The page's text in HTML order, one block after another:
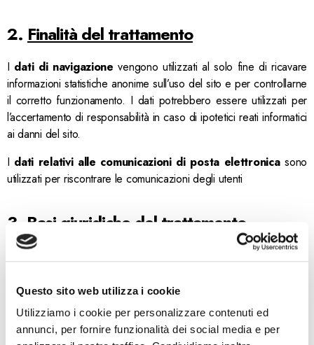
Questo sito web utilizza i cookie
Utilizziamo i cookie per personalizzare contenuti ed
annunci, per fornire funzionalità dei social media e per
2. Finalità del trattamento
I dati di navigazione vengono utilizzati al solo fine di ricavare
informazioni statistiche anonime sull’uso del sito e per controllarne
il corretto funzionamento. I dati potrebbero essere utilizzati per
l’accertamento di responsabilità in caso di ipotetici reati informatici
ai danni del sito.
I dati relativi alle comunicazioni di posta elettronicasono
utilizzati per riscontrare le comunicazioni degli utenti
3. Basi giuridiche del trattamento
I dati di navigazione e le informazioni tecniche strettamente
necessari per il perseguimento del legittimo interesse di
MANAGING CUSTOM SOLUTIONS
alla pubblicazione e
alla gestione del proprio sito internet.